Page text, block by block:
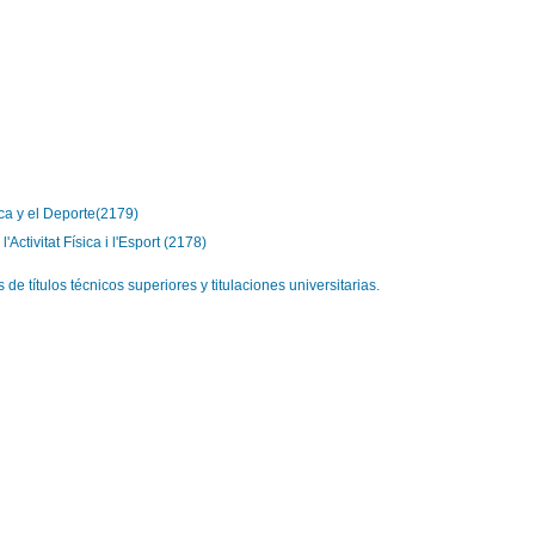
y el Deporte(2179)
Física i l'Esport (2178)
títulos técnicos superiores y titulaciones universitarias.